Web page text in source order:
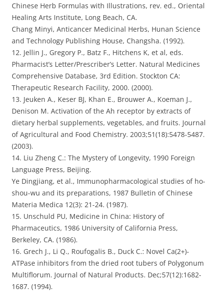
Chinese Herb Formulas with Illustrations, rev. ed., Oriental
Healing Arts Institute, Long Beach, CA.
Chang Minyi, Anticancer Medicinal Herbs, Hunan Science
and Technology Publishing House, Changsha. (1992).
12. Jellin J., Gregory P., Batz F., Hitchens K, et al, eds.
Pharmacist’s Letter/Prescriber’s Letter. Natural Medicines
Comprehensive Database, 3rd Edition. Stockton CA:
Therapeutic Research Facility, 2000. (2000).
13. Jeuken A., Keser BJ, Khan E., Brouwer A., Koeman J.,
Denison M. Activation of the Ah receptor by extracts of
dietary herbal supplements, vegetables, and fruits. Journal
of Agricultural and Food Chemistry. 2003;51(18):5478-5487.
(2003).
14. Liu Zheng C.: The Mystery of Longevity, 1990 Foreign
Language Press, Beijing.
Ye Dingjiang, et al., Immunopharmacological studies of ho-
shou-wu and its preparations, 1987 Bulletin of Chinese
Materia Medica 12(3): 21-24. (1987).
15. Unschuld PU, Medicine in China: History of
Pharmaceutics, 1986 University of California Press,
Berkeley, CA. (1986).
16. Grech J., Li Q., Roufogalis B., Duck C.: Novel Ca(2+)-
ATPase inhibitors from the dried root tubers of Polygonum
Multiflorum. Journal of Natural Products. Dec;57(12):1682-
1687. (1994).